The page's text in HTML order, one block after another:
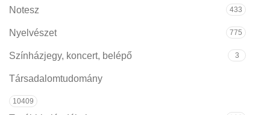
Notesz 433
Nyelvészet 775
Színházjegy, koncert, belépő 3
Társadalomtudomány
10409